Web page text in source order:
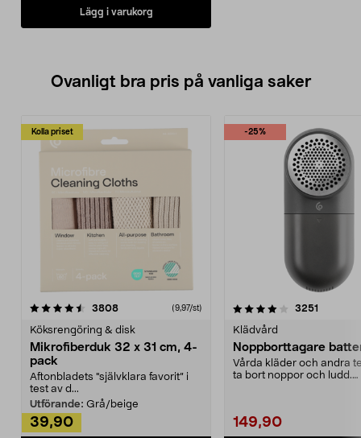
Lägg i varukorg
Ovanligt bra pris på vanliga saker
Kolla priset
3808recensioner (9,97/st)
Köksrengöring & disk
Mikrofiberduk 32 x 31 cm, 4-
pack
Aftonbladets "självklara favorit” i
test av d...
Utförande: Grå/beige
39,90
-25%
4.0av 5 stjärnor 3251
Klädvård
Noppborttagare
Vårda kläder och andra
ta bort noppor och ludd.
149,90
4.5av 5 stjärnor